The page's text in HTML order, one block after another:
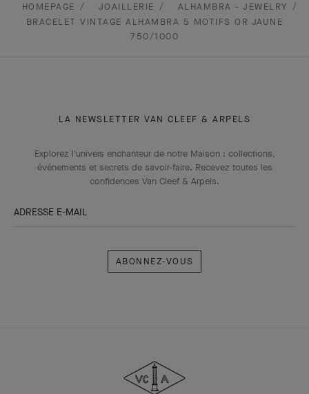
HOMEPAGE JOAILLERIE
ALHAMBRA - JEWELRY
BRACELET VINTAGE ALHAMBRA 5 MOTIFS OR JAUNE
750/1000
LA NEWSLETTER VAN CLEEF & ARPELS
Explorez l'univers enchanteur de notre Maison : collections,
événements et secrets de savoir-faire. Recevez toutes les
confidences Van Cleef & Arpels​.
ADRESSE E-MAIL
vous
&
Arpels